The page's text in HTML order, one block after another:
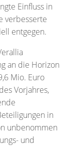
Einfluss in
verbesserte
entgegen.
an die Horizon
Mio. Euro
Vorjahres,
in
unbenommen
und